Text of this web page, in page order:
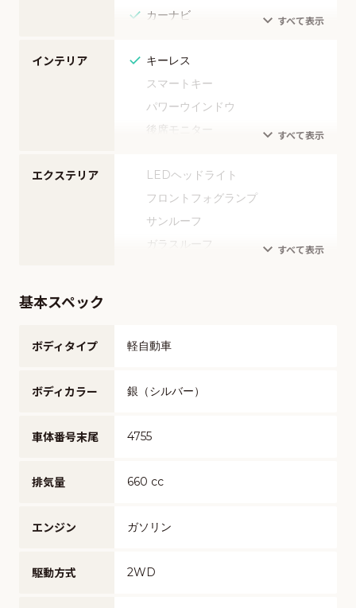
障害物センサー
頸部衝撃緩和ヘッドレスト
全周囲カメラ
カメラ（フロント）
カメラ（サイド）
モニター（ブラインドスポット）
モニター（リアトラフィック）
横滑り防止装置
ヒルディセントコントロール
カーナビ
TV（ワンセグ）
映像（DVD）
映像（ブルーレイ）
オーディオ（CD）
ー）
ミュージックプレイヤー接続可
ETC
エアサスペンション
インテリア
キーレス
スマートキー
パワーウインドウ
後席モニター
3列シート
ウォークスルー
電動シート
シートエアコン
本革シート
エクステリア
LEDヘッドライト
フロントフォグランプ
サンルーフ
ガラスルーフ
基本スペック
ボディタイプ 軽自動車
ボディカラー 銀（シルバー）
車体番号末尾 4755
排気量 660 cc
エンジン ガソリン
駆動方式 2WD